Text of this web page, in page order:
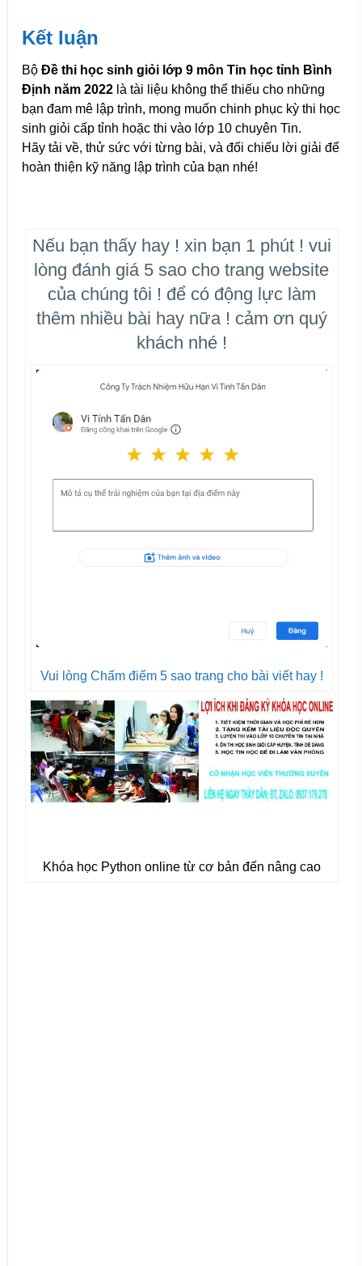
Kết luận
Bộ Đề thi học sinh giỏi lớp 9 môn Tin học tỉnh Bình
Định năm 2022là tài liệu không thể thiếu cho những
bạn đam mê lập trình, mong muốn chinh phục kỳ thi học
sinh giỏi cấp tỉnh hoặc thi vào lớp 10 chuyên Tin.
Hãy tải về, thử sức với từng bài, và đối chiếu lời giải để
hoàn thiện kỹ năng lập trình của bạn nhé!
Nếu bạn thấy hay ! xin bạn 1 phút ! vui
lòng đánh giá 5 sao cho trang website
của chúng tôi ! để có động lực làm
thêm nhiều bài hay nữa ! cảm ơn quý
khách nhé !
Vui lòng Chấm điểm 5 sao trang cho bài viết hay !
Khóa học Python online từ cơ bản đến nâng cao